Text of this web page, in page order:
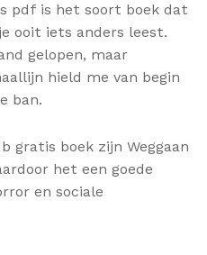
pdf is het soort boek dat
ooit iets anders leest.
gelopen, maar
hield me van begin
ban.
gratis boek zijn Weggaan
het een goede
en sociale